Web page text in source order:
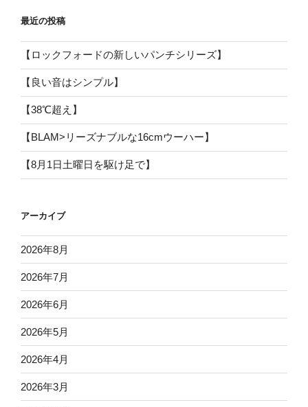
最近の投稿
【ロックフォードの新しいパンチシリーズ】
【良い音はシンプル】
【38℃超え】
【BLAM>リーズナブルな16cmウーハー】
【8月1日土曜日を駆け足で】
アーカイブ
2026年8月
2026年7月
2026年6月
2026年5月
2026年4月
2026年3月